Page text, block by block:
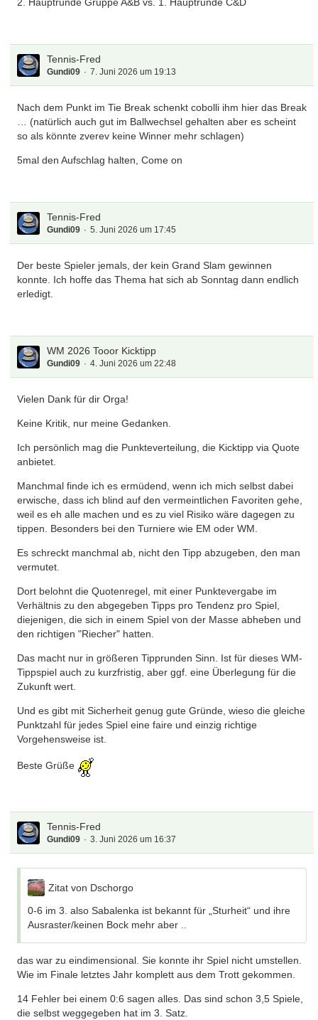
2. Hauptrunde Gruppe A&B vs. 1. Hauptrunde C&D
Tennis-Fred
Gundi09 7. Juni 2026 um 19:13
Nach dem Punkt im Tie Break schenkt cobolli ihm hier das Break
… (natürlich auch gut im Ballwechsel gehalten aber es scheint
so als könnte zverev keine Winner mehr schlagen)
5mal den Aufschlag halten, Come on
Tennis-Fred
Gundi09 5. Juni 2026 um 17:45
Der beste Spieler jemals, der kein Grand Slam gewinnen
konnte. Ich hoffe das Thema hat sich ab Sonntag dann endlich
erledigt.
WM 2026 Tooor Kicktipp
Gundi09 4. Juni 2026 um 22:48
Vielen Dank für dir Orga!
Keine Kritik, nur meine Gedanken.
Ich persönlich mag die Punkteverteilung, die Kicktipp via Quote
anbietet.
Manchmal finde ich es ermüdend, wenn ich mich selbst dabei
erwische, dass ich blind auf den vermeintlichen Favoriten gehe,
weil es eh alle machen und es zu viel Risiko wäre dagegen zu
tippen. Besonders bei den Turniere wie EM oder WM.
Es schreckt manchmal ab, nicht den Tipp abzugeben, den man
vermutet.
Dort belohnt die Quotenregel, mit einer Punktevergabe im
Verhältnis zu den abgegeben Tipps pro Tendenz pro Spiel,
diejenigen, die sich in einem Spiel von der Masse abheben und
den richtigen "Riecher" hatten.
Das macht nur in größeren Tipprunden Sinn. Ist für dieses WM-
Tippspiel auch zu kurzfristig, aber ggf. eine Überlegung für die
Zukunft wert.
Und es gibt mit Sicherheit genug gute Gründe, wieso die gleiche
Punktzahl für jedes Spiel eine faire und einzig richtige
Vorgehensweise ist.
Beste Grüße
Tennis-Fred
Gundi09 3. Juni 2026 um 16:37
Zitat von Dschorgo
0-6 im 3. also Sabalenka ist bekannt für „Sturheit“ und ihre
Ausraster/keinen Bock mehr aber ..
das war zu eindimensional. Sie konnte ihr Spiel nicht umstellen.
Wie im Finale letztes Jahr komplett aus dem Trott gekommen.
14 Fehler bei einem 0:6 sagen alles. Das sind schon 3,5 Spiele,
die selbst weggegeben hat im 3. Satz.